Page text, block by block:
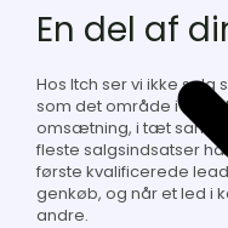
En del af
Hos Itch ser vi ikke salg
som det område i
omsætning, i tæt
fleste salgsindsatser
første kvalificerede
genkøb, og når et led i
andre.